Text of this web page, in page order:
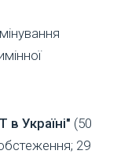
Україні" (50
29